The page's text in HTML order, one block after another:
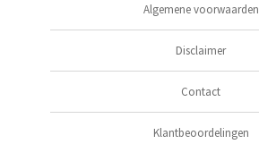
Algemene voorwaarden
Disclaimer
Contact
Klantbeoordelingen